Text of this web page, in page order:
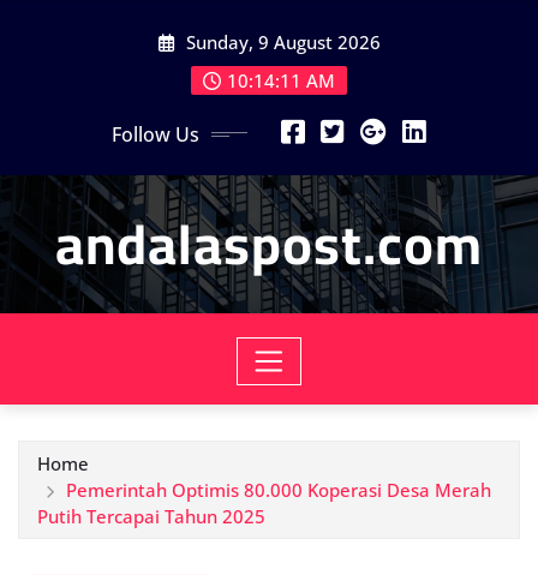
Sunday, 9 August 2026
10:14:13 AM
Follow Us
andalaspost.com
Home
Pemerintah Optimis 80.000 Koperasi Desa Merah
Putih Tercapai Tahun 2025